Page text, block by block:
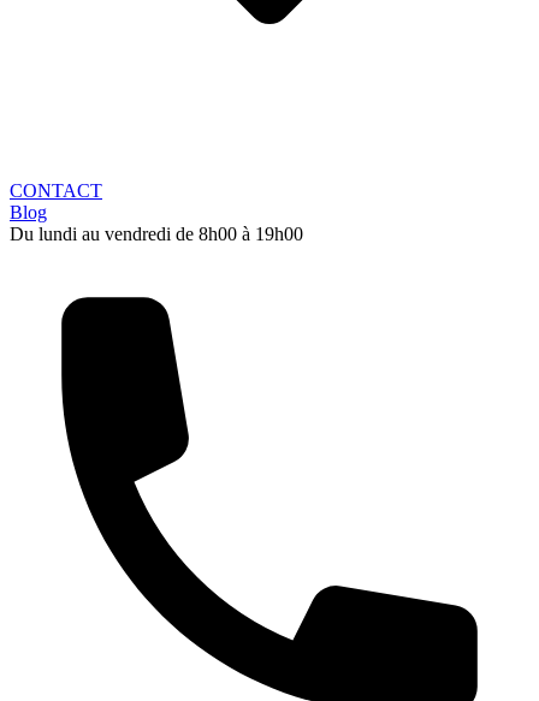
CONTACT
Blog
Du lundi au vendredi de 8h00 à 19h00